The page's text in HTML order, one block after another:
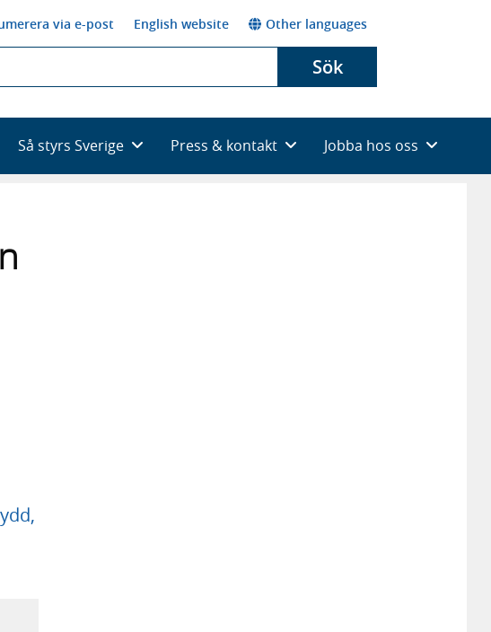
via e-post English website Other languages
Sök
Så styrs Sverige Press & kontakt Jobba hos oss